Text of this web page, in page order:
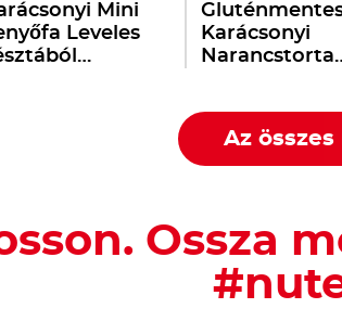
Mini
Leveles
Karácsonyi
Narancstorta
Az
Ossza